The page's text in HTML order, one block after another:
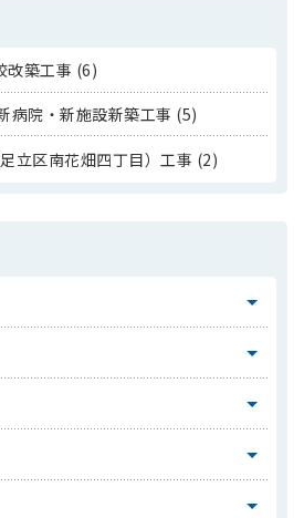
改築工事 (6)
病院・新施設新築工事 (5)
立区南花畑四丁目）工事 (2)